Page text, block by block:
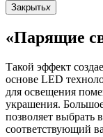
Закрытьx
«Парящие
Такой эффект
основе LED
для освещения
украшения.
позволяет выбрать
соответствующий